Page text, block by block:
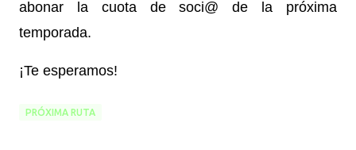
abonar la cuota de soci@ de la próxima
temporada.
¡Te esperamos!
PRÓXIMA RUTA